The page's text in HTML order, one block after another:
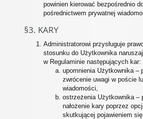
powinien kierować bezpośrednio
pośrednictwem prywatnej
§3. KARY
Administratorowi przysługuje
stosunku do Użytkownika
w Regulaminie następujących kar:
upomnienia Użytkownika –
zwrócenie uwagi w poście
wiadomości,
ostrzeżenia Użytkownika –
nałożenie kary poprzez
skutkującej pojawieniem